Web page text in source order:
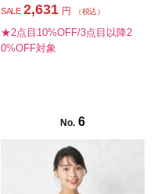
SALE 2,631 円 （税込）
★2点目10%OFF/3点目以降2
0%OFF対象
No. 6